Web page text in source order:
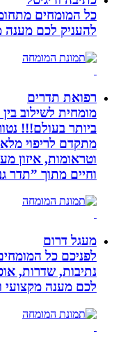
כל המומחים מתחומי
להעניק לכם מענה
רפואת תדרים
מומחית לשילוב בין
מתקדם לריפוי מלא,
וטראומות, איזון
וחיים מתוך ”תדר גבוה”.
מעגל דרום
לפניכם כל המומחים
נתיבות, שדרות,
לכם מענה מקצועי